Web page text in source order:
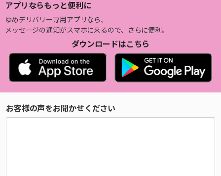
アプリならもっと便利に
ゆめデリバリー専用アプリなら、
メッセージの通知がスマホに来るので、さらに便利。
ダウンロードはこちら
お客様の声をお聞かせください